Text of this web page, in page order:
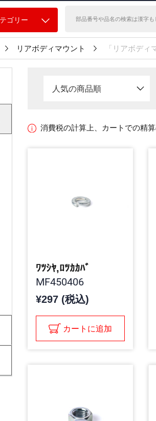
ゴリー
リアボディマウント 「リアボデ
人気の商品順
消費税の計算上、カートでの精
ﾜﾂｼﾔ,ﾛﾂｶｶﾊﾞ
MF450406
¥297 (税込)
カートに追加